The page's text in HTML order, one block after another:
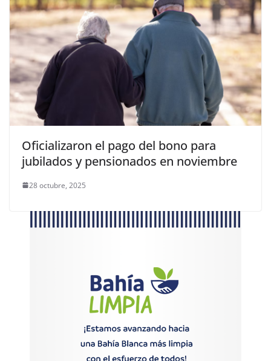
Oficializaron el pago del bono para
jubilados y pensionados en noviembre
28 octubre, 2025